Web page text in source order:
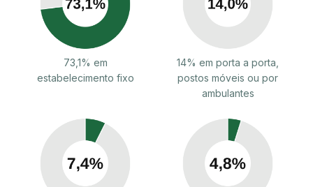
73,1% em
estabelecimento fixo
14% em porta a porta,
postos móveis ou por
ambulantes